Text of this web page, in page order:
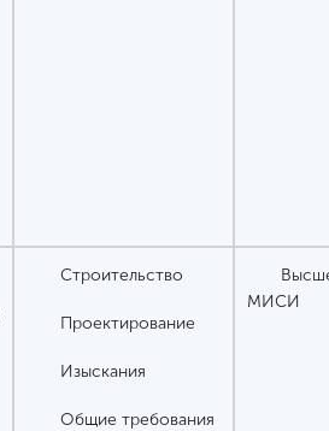
Строительство
Проектирование
Изыскания
Общие требования
МИСИ